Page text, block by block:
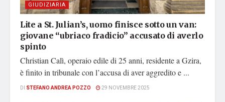
GIUDIZIARIA
Lite a St. Julian’s, uomo finisce sotto un van:
giovane “ubriaco fradicio” accusato di averlo
spinto
Christian Calì, operaio edile di 25 anni, residente a Gzira,
è finito in tribunale con l’accusa di aver aggredito e ...
DI STEFANO ANDREA POZZO 29 NOVEMBRE 2025